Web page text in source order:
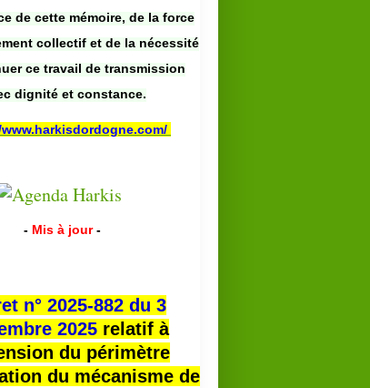
PRESSE
de cette mémoire, de la force
collectif et de la nécessité
ce travail de transmission
dignité et constance.
- Mis à jour -
n° 2025-882 du 3
2025relatif à
du périmètre
du mécanisme de